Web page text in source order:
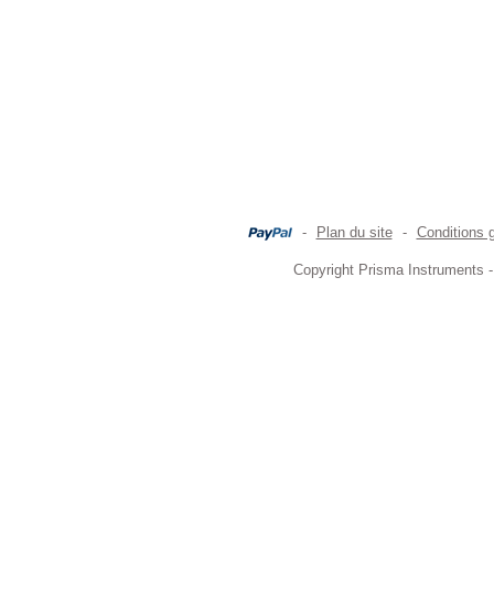
- Plan du site - Conditions
Copyright Prisma Instruments